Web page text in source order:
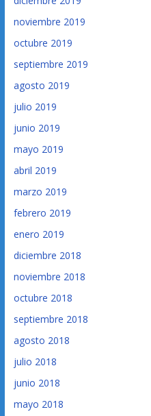
noviembre 2019
octubre 2019
septiembre 2019
agosto 2019
julio 2019
junio 2019
mayo 2019
abril 2019
marzo 2019
febrero 2019
enero 2019
diciembre 2018
noviembre 2018
octubre 2018
septiembre 2018
agosto 2018
julio 2018
junio 2018
mayo 2018